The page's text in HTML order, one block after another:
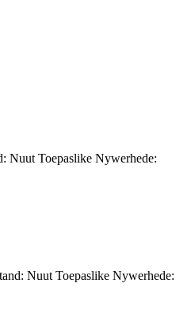
Nuut Toepaslike Nywerhede:
Nuut Toepaslike Nywerhede: